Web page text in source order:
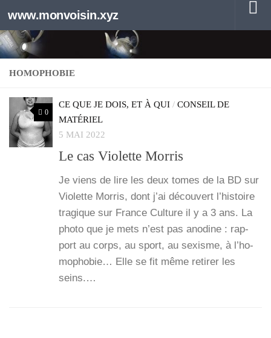
Au dessous du contenu
www.monvoisin.xyz
HOMOPHOBIE
0
CE QUE JE DOIS, ET À QUI / CONSEIL DE
MATÉRIEL
5 MAI 2022
Le cas Violette Morris
Je viens de lire les deux tomes de la BD sur
Vio­lette Mor­ris, dont j’ai décou­vert l’his­toire
tra­gique sur France Culture il y a 3 ans. La
pho­to que je mets n’est pas ano­dine : rap­
port au corps, au sport, au sexisme, à l’ho­
mo­pho­bie… Elle se fit même reti­rer les
seins.…